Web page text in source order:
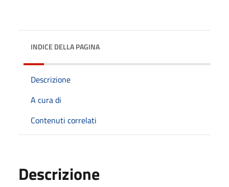
INDICE DELLA PAGINA
Descrizione
A cura di
Contenuti correlati
Descrizione